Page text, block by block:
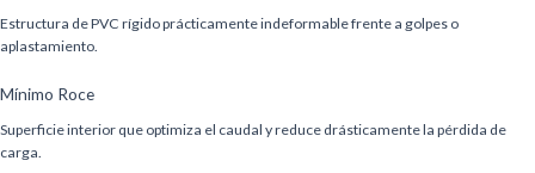
Estructura de PVC rígido prácticamente indeformable frente a golpes o
aplastamiento.
Mínimo Roce
Superficie interior que optimiza el caudal y reduce drásticamente la pérdida de
carga.